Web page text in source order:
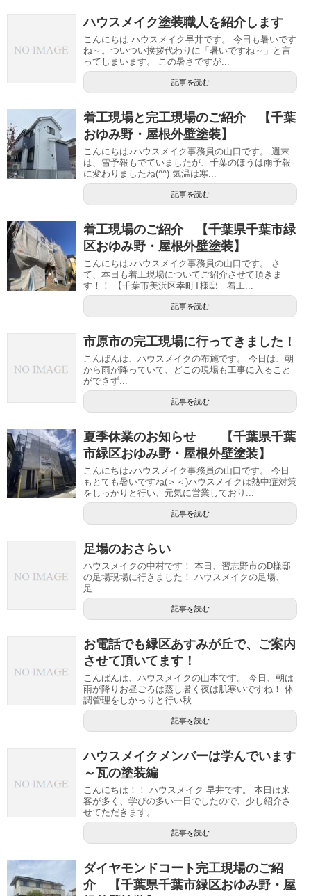
ハウスメイク塗装職人を紹介します
こんにちは ハウスメイク早井です。 今日も暑いです
ね～。ついつい挨拶代わりに「暑いですね～」と言
ってしまいます。 この暑さですが...
記事を読む
着工現場と完工現場のご紹介 【千葉
おゆみ野・屋根外壁塗装】
こんにちは♪ハウスメイク事務員の山口です。 週末
は、雪予報もでていましたが、千葉のほうは雨予報
に変わりましたね(^^) 気温は寒...
記事を読む
着工現場のご紹介 【千葉県千葉市緑
区おゆみ野・屋根外壁塗装】
こんにちは♪ハウスメイク事務員の山口です。 さ
て、本日も着工現場についてご紹介させて頂きま
す！！ 【千葉市美浜区幸町T様邸 着工...
記事を読む
市原市の完工現場に行ってきました！
こんばんは、ハウスメイクの布施です。 今日は、朝
から雨が降っていて、どこの現場も工事に入ること
ができず...
記事を読む
夏季休業のお知らせ 【千葉県千葉
市緑区おゆみ野・屋根外壁塗装】
こんにちは♪ハウスメイク事務員の山口です。 今日
もとても暑いですね(＞＜)ハウスメイクは熱中症対策
をしっかりと行い、元気に営業しており...
記事を読む
足場のおさらい
ハウスメイクの中村です！ 本日、習志野市のD様邸
の足場現場に行きました！ ハウスメイクの足場、
足...
記事を読む
お電話でも緑区あすみが丘で、ご案内
させて頂いてます！
こんばんは、ハウスメイクの山本です。 今日、朝は
雨が降りお昼ごろは蒸し暑く夜は肌寒いですね！ 体
調管理をしかっりと行い秋...
記事を読む
ハウスメイクメンバーは学んでいます
～瓦の塗装編
こんにちは！！ ハウスメイク 早井です。 本日は来
客が多く、学びの多い一日でしたので、少し紹介さ
せてただきます。 ...
記事を読む
ダイヤモンドコート完工現場のご紹
介 【千葉県千葉市緑区おゆみ野・屋